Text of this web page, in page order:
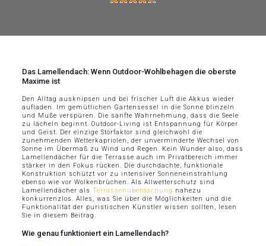
Das Lamellendach: Wenn Outdoor-Wohlbehagen die oberste
Maxime ist
Den Alltag ausknipsen und bei frischer Luft die Akkus wieder
aufladen. Im gemütlichen Gartensessel in die Sonne blinzeln
und Muße verspüren. Die sanfte Wahrnehmung, dass die Seele
zu lächeln beginnt. Outdoor-Living ist Entspannung für Körper
und Geist. Der einzige Störfaktor sind gleichwohl die
zunehmenden Wetterkapriolen, der unverminderte Wechsel von
Sonne im Übermaß zu Wind und Regen. Kein Wunder also, dass
Lamellendächer für die Terrasse auch im Privatbereich immer
stärker in den Fokus rücken. Die durchdachte, funktionale
Konstruktion schützt vor zu intensiver Sonneneinstrahlung
ebenso wie vor Wolkenbrüchen. Als Allwetterschutz sind
Lamellendächer als Terrassenüberdachung nahezu
konkurrenzlos. Alles, was Sie über die Möglichkeiten und die
Funktionalität der puristischen Künstler wissen sollten, lesen
Sie in diesem Beitrag.
Wie genau funktioniert ein Lamellendach?